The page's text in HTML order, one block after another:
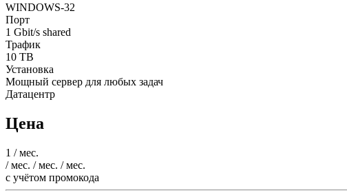
WINDOWS-32
Порт
1 Gbit/s shared
Трафик
10 TB
Установка
Мощный сервер для любых задач
Датацентр
Цена
1 / мес.
/ мес. / мес. / мес.
c учётом промокода